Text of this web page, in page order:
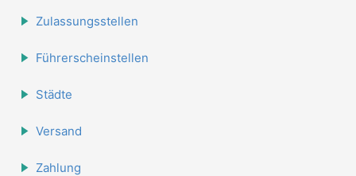
Zulassungsstellen
Führerscheinstellen
Städte
Versand
Zahlung